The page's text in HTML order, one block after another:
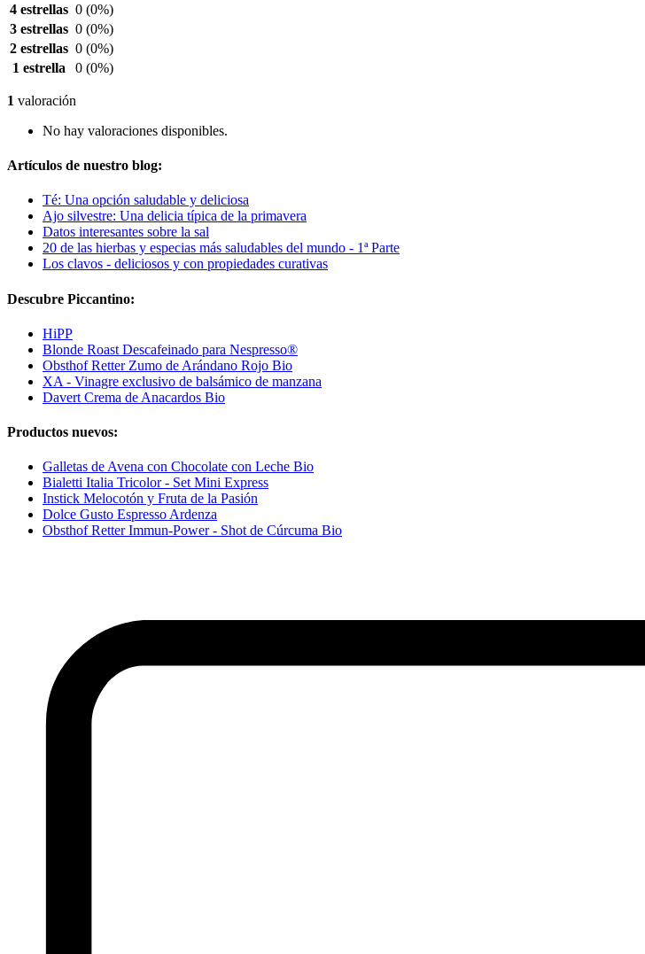
4 estrellas 0 (0%)
3 estrellas 0 (0%)
2 estrellas 0 (0%)
1 estrella
0 (0%)
1 valoración
No hay valoraciones disponibles.
Artículos de nuestro blog:
Té: Una opción saludable y deliciosa
Ajo silvestre: Una delicia típica de la primavera
Datos interesantes sobre la sal
20 de las hierbas y especias más saludables del mundo - 1ª Parte
Los clavos - deliciosos y con propiedades curativas
Descubre Piccantino:
HiPP
Blonde Roast Descafeinado para Nespresso®
Obsthof Retter Zumo de Arándano Rojo Bio
XA - Vinagre exclusivo de balsámico de manzana
Davert Crema de Anacardos Bio
Productos nuevos:
Galletas de Avena con Chocolate con Leche Bio
Bialetti Italia Tricolor - Set Mini Express
Instick Melocotón y Fruta de la Pasión
Dolce Gusto Espresso Ardenza
Obsthof Retter Immun-Power - Shot de Cúrcuma Bio